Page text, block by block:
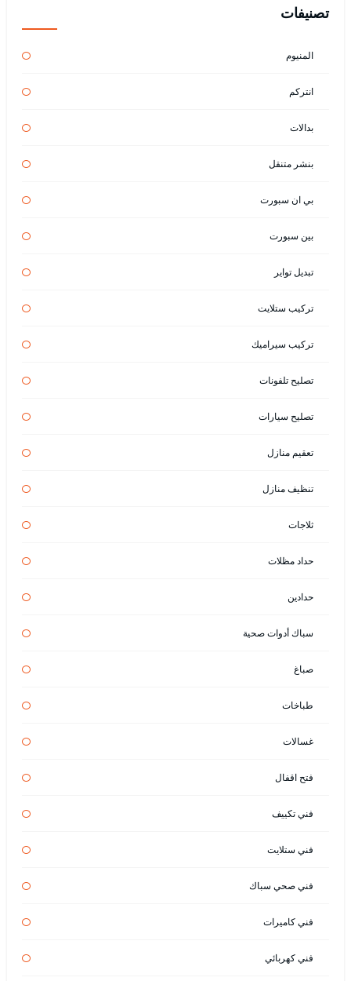
تصنيفات
المنيوم
انتركم
بدالات
بنشر متنقل
بي ان سبورت
بين سبورت
تبديل تواير
تركيب ستلايت
تركيب سيراميك
تصليح تلفونات
تصليح سيارات
تعقيم منازل
تنظيف منازل
ثلاجات
حداد مظلات
حدادين
سباك أدوات صحية
صباغ
طباخات
غسالات
فتح اقفال
فني تكييف
فني ستلايت
فني صحي سباك
فني كاميرات
فني كهربائي